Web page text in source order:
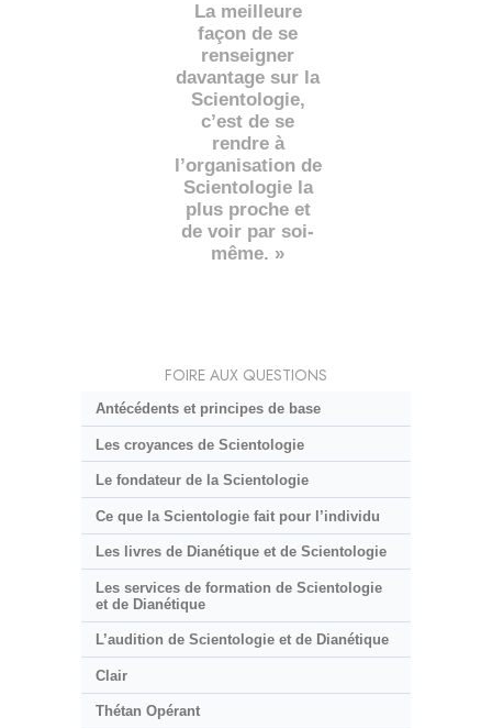
La meilleure
façon de se
renseigner
davantage sur la
Scientologie,
c’est de se
rendre à
l’organisation de
Scientologie la
plus proche et
de voir par soi-
même. »
FOIRE AUX QUESTIONS
Antécédents et principes de base
Les croyances de Scientologie
Le fondateur de la Scientologie
Ce que la Scientologie fait pour l’individu
Les livres de Dianétique et de Scientologie
Les services de formation de Scientologie
et de Dianétique
L’audition de Scientologie et de Dianétique
Clair
Thétan Opérant